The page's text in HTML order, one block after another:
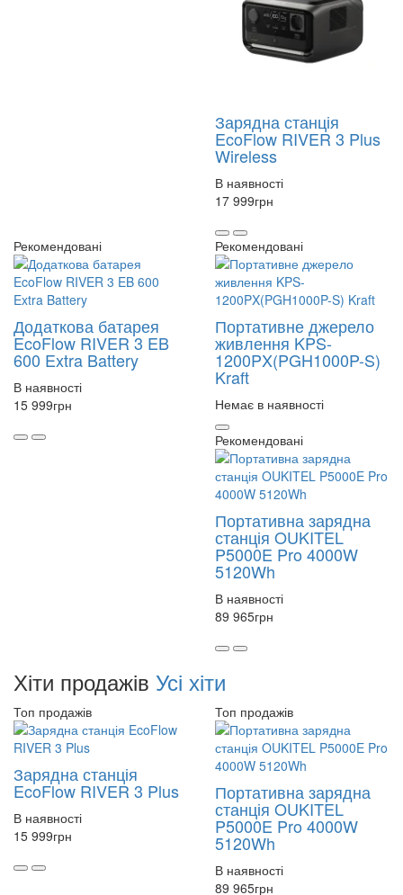
Зарядна станція
EcoFlow RIVER 3 Plus
Wireless
В наявності
17 999грн
Рекомендовані
Додаткова батарея
EcoFlow RIVER 3 EB
600 Extra Battery
В наявності
15 999грн
Рекомендовані
Портативне джерело
живлення KPS-
1200PX(PGH1000P-S)
Kraft
Немає в наявності
Рекомендовані
Портативна зарядна
станція OUKITEL
P5000E Pro 4000W
5120Wh
В наявності
89 965грн
Хіти продажів Усі хіти
Топ продажів
Зарядна станція
EcoFlow RIVER 3 Plus
В наявності
15 999грн
Топ продажів
Портативна зарядна
станція OUKITEL
P5000E Pro 4000W
5120Wh
В наявності
89 965грн